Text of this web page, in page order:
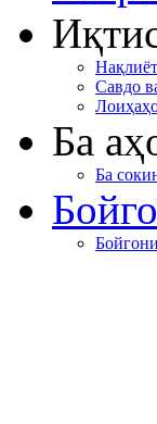
Савдо
Ба
Ба